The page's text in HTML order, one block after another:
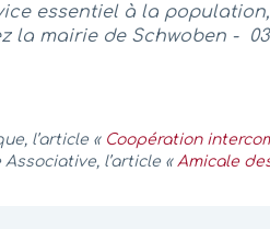
essentiel à la
la mairie de Schwoben - 03
l’article « Coopération
l’article « Amicale